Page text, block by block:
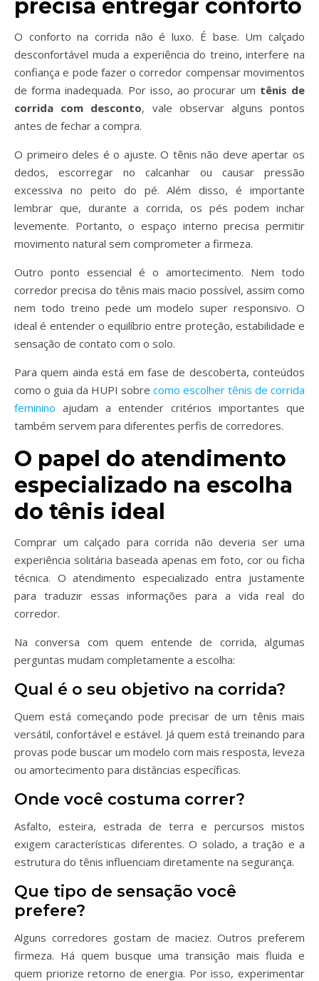
precisa entregar conforto
O conforto na corrida não é luxo. É base. Um calçado
desconfortável muda a experiência do treino, interfere na
confiança e pode fazer o corredor compensar movimentos
de forma inadequada. Por isso, ao procurar um tênis de
corrida com desconto, vale observar alguns pontos
antes de fechar a compra.
O primeiro deles é o ajuste. O tênis não deve apertar os
dedos, escorregar no calcanhar ou causar pressão
excessiva no peito do pé. Além disso, é importante
lembrar que, durante a corrida, os pés podem inchar
levemente. Portanto, o espaço interno precisa permitir
movimento natural sem comprometer a firmeza.
Outro ponto essencial é o amortecimento. Nem todo
corredor precisa do tênis mais macio possível, assim como
nem todo treino pede um modelo super responsivo. O
ideal é entender o equilíbrio entre proteção, estabilidade e
sensação de contato com o solo.
Para quem ainda está em fase de descoberta, conteúdos
como o guia da HUPI sobre como escolher tênis de corrida
feminino ajudam a entender critérios importantes que
também servem para diferentes perfis de corredores.
O papel do atendimento
especializado na escolha
do tênis ideal
Comprar um calçado para corrida não deveria ser uma
experiência solitária baseada apenas em foto, cor ou ficha
técnica. O atendimento especializado entra justamente
para traduzir essas informações para a vida real do
corredor.
Na conversa com quem entende de corrida, algumas
perguntas mudam completamente a escolha:
Qual é o seu objetivo na corrida?
Quem está começando pode precisar de um tênis mais
versátil, confortável e estável. Já quem está treinando para
provas pode buscar um modelo com mais resposta, leveza
ou amortecimento para distâncias específicas.
Onde você costuma correr?
Asfalto, esteira, estrada de terra e percursos mistos
exigem características diferentes. O solado, a tração e a
estrutura do tênis influenciam diretamente na segurança.
Que tipo de sensação você
prefere?
Alguns corredores gostam de maciez. Outros preferem
firmeza. Há quem busque uma transição mais fluida e
quem priorize retorno de energia. Por isso, experimentar